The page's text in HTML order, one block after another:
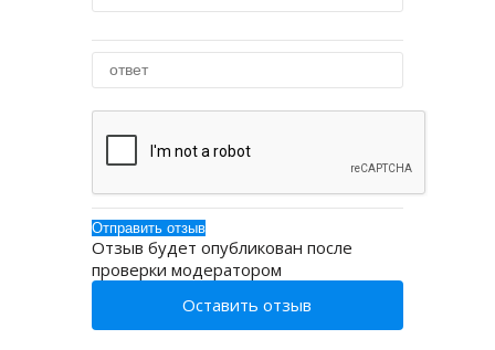
Отзыв будет опубликован после
проверки модератором
Оставить отзыв